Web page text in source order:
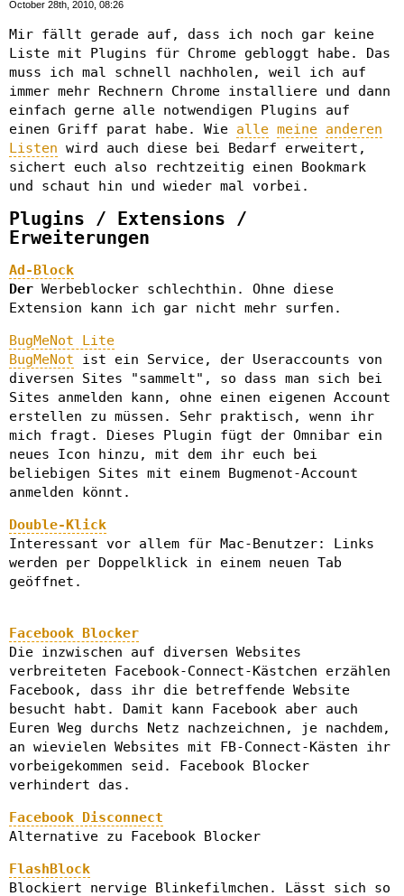
October 28th, 2010, 08:26
Mir fällt gerade auf, dass ich noch gar keine
Liste mit Plugins für Chrome gebloggt habe. Das
muss ich mal schnell nachholen, weil ich auf
immer mehr Rechnern Chrome installiere und dann
einfach gerne alle notwendigen Plugins auf
einen Griff parat habe. Wie alle meine anderen
Listen wird auch diese bei Bedarf erweitert,
sichert euch also rechtzeitig einen Bookmark
und schaut hin und wieder mal vorbei.
Plugins / Extensions /
Erweiterungen
Ad-Block
Der Werbeblocker schlechthin. Ohne diese
Extension kann ich gar nicht mehr surfen.
BugMeNot Lite
BugMeNot ist ein Service, der Useraccounts von
diversen Sites "sammelt", so dass man sich bei
Sites anmelden kann, ohne einen eigenen Account
erstellen zu müssen. Sehr praktisch, wenn ihr
mich fragt. Dieses Plugin fügt der Omnibar ein
neues Icon hinzu, mit dem ihr euch bei
beliebigen Sites mit einem Bugmenot-Account
anmelden könnt.
Double-Klick
Interessant vor allem für Mac-Benutzer: Links
werden per Doppelklick in einem neuen Tab
geöffnet.
Facebook Blocker
Die inzwischen auf diversen Websites
verbreiteten Facebook-Connect-Kästchen erzählen
Facebook, dass ihr die betreffende Website
besucht habt. Damit kann Facebook aber auch
Euren Weg durchs Netz nachzeichnen, je nachdem,
an wievielen Websites mit FB-Connect-Kästen ihr
vorbeigekommen seid. Facebook Blocker
verhindert das.
Facebook Disconnect
Alternative zu Facebook Blocker
FlashBlock
Blockiert nervige Blinkefilmchen. Lässt sich so